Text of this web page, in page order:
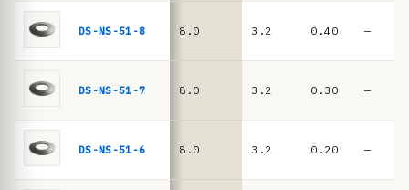
m
e
DS-NS-51-8 8.0 3.2 0.40 —
DS-NS-51-7 8.0 3.2 0.30 —
DS-NS-51-6 8.0 3.2 0.20 —